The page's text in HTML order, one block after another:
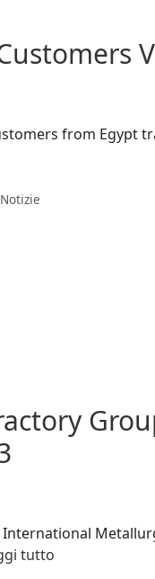
from Egypt
Notizie
International
tutto